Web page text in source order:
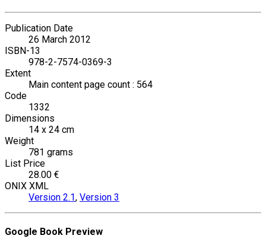
Publication Date
26 March 2012
ISBN-13
978-2-7574-0369-3
Extent
Main content page count : 564
Code
1332
Dimensions
14 x 24 cm
Weight
781 grams
List Price
28.00 €
ONIX XML
Version 2.1, Version 3
Google Book Preview